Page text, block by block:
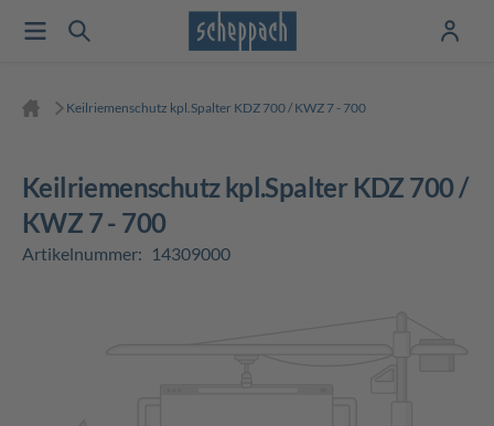
Keilriemenschutz kpl.Spalter KDZ 700 / KWZ 7 - 700
Keilriemenschutz kpl.Spalter KDZ 700 /
KWZ 7 - 700
Artikelnummer: 14309000